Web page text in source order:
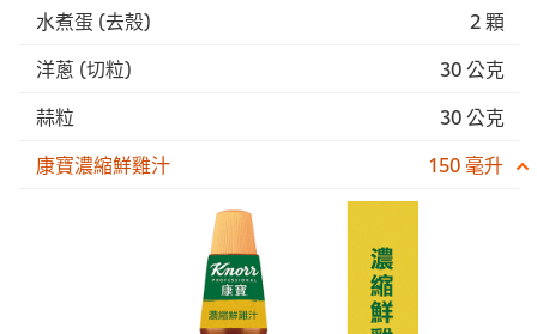
水煮蛋 (去殼)
2 顆
洋蔥 (切粒)
30 公克
蒜粒
30 公克
康寶濃縮鮮雞汁
150 毫升